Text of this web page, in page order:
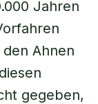
Jahren
Ahnen
gegeben,